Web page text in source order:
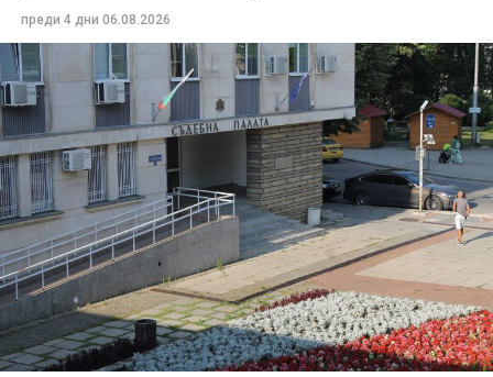
преди 4 дни 06.08.2026